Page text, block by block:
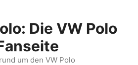
Die VW Polo
um den VW Polo